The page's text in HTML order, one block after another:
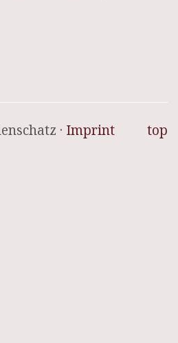
top
· Imprint